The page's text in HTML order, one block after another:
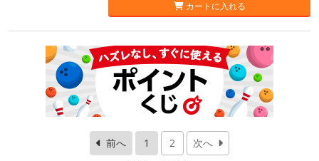
カートに入れる
前へ 1 2 次へ